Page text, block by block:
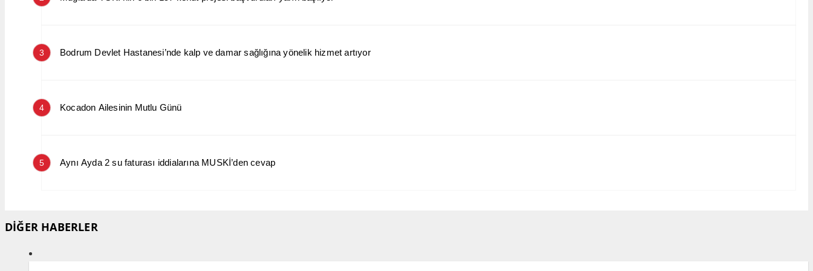
3 Bodrum Devlet Hastanesi’nde kalp ve damar sağlığına yönelik hizmet artıyor
4 Kocadon Ailesinin Mutlu Günü
5 Aynı Ayda 2 su faturası iddialarına MUSKİ’den cevap
DİĞER HABERLER